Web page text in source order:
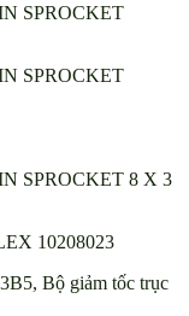
SPROCKET
SPROCKET
SPROCKET 8 X 3
10208023
Bộ giảm tốc trục